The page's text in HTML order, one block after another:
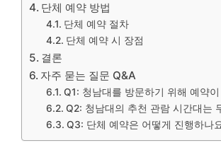
단체 예약 방법
단체 예약 절차
단체 예약 시 장점
결론
자주 묻는 질문 Q&A
Q1: 청남대를 방문하기 위해 예약
Q2: 청남대의 추천 관람 시간대는
Q3: 단체 예약은 어떻게 진행하나